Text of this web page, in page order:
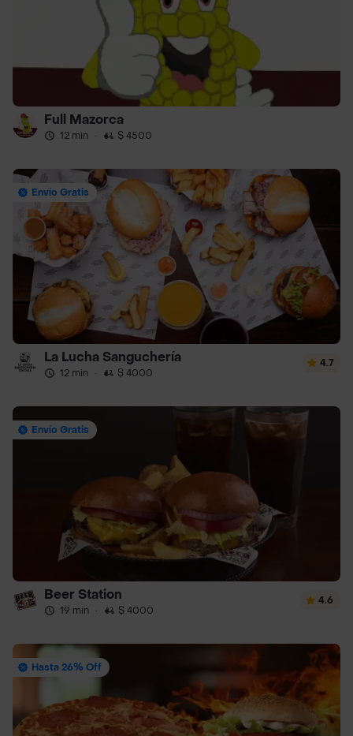
Full Mazorca
12 min · $ 4500
Envío Gratis
La Lucha Sanguchería
12 min · $ 4000
4.7
Envío Gratis
Beer Station
19 min · $ 4000
4.6
Hasta 26% Off